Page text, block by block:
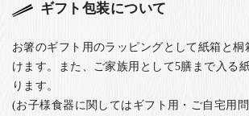
ギフト包装について
お箸のギフト用のラッピングとして紙箱と桐
けます。また、ご家族用として5膳まで入る
ります。
(お子様食器に関してはギフト用・ご自宅用